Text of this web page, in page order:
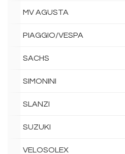
MV AGUSTA
PIAGGIO/VESPA
SACHS
SIMONINI
SLANZI
SUZUKI
VELOSOLEX